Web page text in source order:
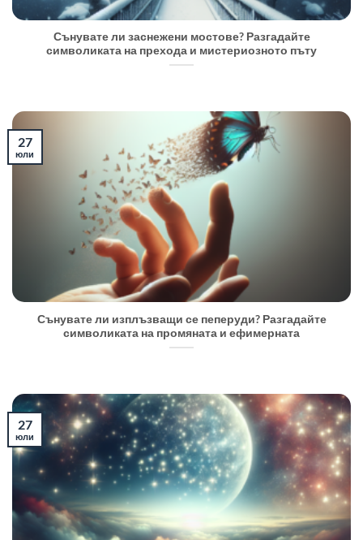
Сънувате ли заснежени мостове? Разгадайте
символиката на прехода и мистериозното пъту
Сънувате ли изплъзващи се пеперуди? Разгадайте
символиката на промяната и ефимерната
27
юли
27
юли